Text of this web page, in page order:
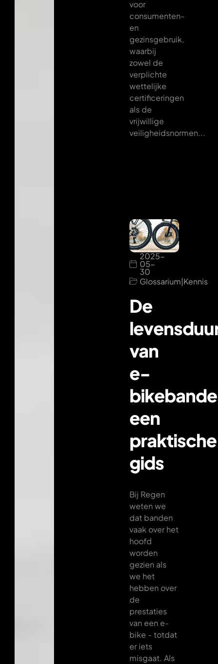
voor
consumenten-
en
gezinsgebruik,
waarbij
zowel de
verplichte
wettelijke
certificeringen
als de
vrijwillige
veiligheidsnormen...
2025-
05-
30
Glossarium|Kennis
De
van
e-
een
praktische
gids
Bij Regen
weten we
dat banden
vaak over het
hoofd
worden
gezien als
we het
hebben over
de
prestaties
van een e-
bike - totdat
er iets
misgaat. Als